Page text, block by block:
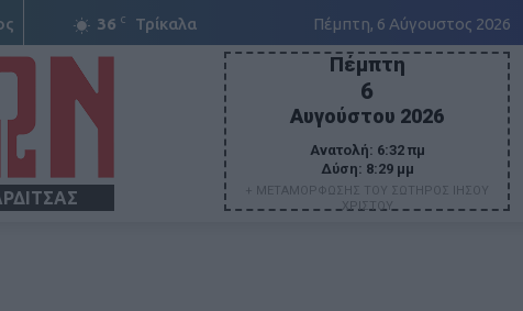
36 C Τρίκαλα Πέμπτη, 6 Αύγουστος 2026
Πέμπτη
6
Αυγούστου 2026
Ανατολή: 6:32 πμ
Δύση: 8:29 μμ
+ ΜΕΤΑΜΟΡΦΩΣΗΣ ΤΟΥ ΣΩΤΗΡΟΣ ΙΗΣΟΥ
ΧΡΙΣΤΟΥ